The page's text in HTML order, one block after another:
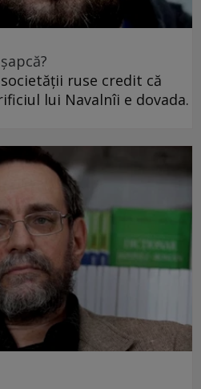
ruse credit că
lui Navalnîi e dovada.